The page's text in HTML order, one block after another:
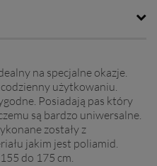
na specjalne okazje.
użytkowaniu.
Posiadają pas który
są bardzo uniwersalne.
zostały z
jakim jest poliamid.
do 175 cm.